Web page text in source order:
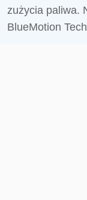
zużycia paliwa.
BlueMotion